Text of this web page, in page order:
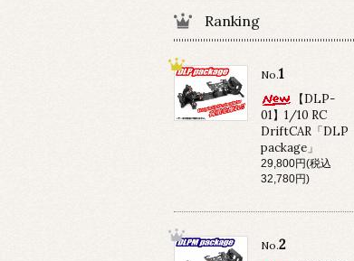
Ranking
No.1
【DLP-
01】1/10 RC
DriftCAR「DLP
package」
29,800円(税込
32,780円)
No.2